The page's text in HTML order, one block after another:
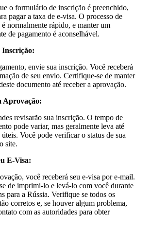
o formulário de inscrição é preenchido,
pagar a taxa de e-visa. O processo de
é normalmente rápido, e manter um
de pagamento é aconselhável.
Inscrição:
envie sua inscrição. Você receberá
de seu envio. Certifique-se de manter
documento até receber a aprovação.
Aprovação:
revisarão sua inscrição. O tempo de
pode variar, mas geralmente leva até
Você pode verificar o status de sua
site.
E-Visa:
você receberá seu e-visa por e-mail.
de imprimi-lo e levá-lo com você durante
para a Rússia. Verifique se todos os
corretos e, se houver algum problema,
com as autoridades para obter